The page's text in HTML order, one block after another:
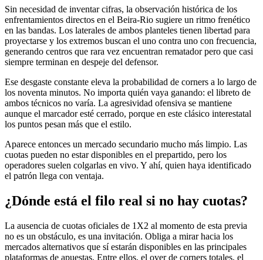
Sin necesidad de inventar cifras, la observación histórica de los
enfrentamientos directos en el Beira-Rio sugiere un ritmo frenético
en las bandas. Los laterales de ambos planteles tienen libertad para
proyectarse y los extremos buscan el uno contra uno con frecuencia,
generando centros que rara vez encuentran rematador pero que casi
siempre terminan en despeje del defensor.
Ese desgaste constante eleva la probabilidad de corners a lo largo de
los noventa minutos. No importa quién vaya ganando: el libreto de
ambos técnicos no varía. La agresividad ofensiva se mantiene
aunque el marcador esté cerrado, porque en este clásico interestatal
los puntos pesan más que el estilo.
Aparece entonces un mercado secundario mucho más limpio. Las
cuotas pueden no estar disponibles en el prepartido, pero los
operadores suelen colgarlas en vivo. Y ahí, quien haya identificado
el patrón llega con ventaja.
¿Dónde está el filo real si no hay cuotas?
La ausencia de cuotas oficiales de 1X2 al momento de esta previa
no es un obstáculo, es una invitación. Obliga a mirar hacia los
mercados alternativos que sí estarán disponibles en las principales
plataformas de apuestas. Entre ellos, el over de corners totales, el